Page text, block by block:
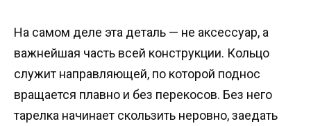
На самом деле эта деталь — не аксессуар, а
важнейшая часть всей конструкции. Кольцо
служит направляющей, по которой поднос
вращается плавно и без перекосов. Без него
тарелка начинает скользить неровно, заедать